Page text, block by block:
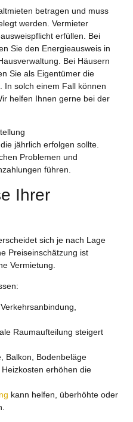
betragen und muss
werden. Vermieter
erfüllen. Bei
Sie den Energieausweis in
Bei Häusern
Sie als Eigentümer die
In solch einem Fall können
helfen Ihnen gerne bei der
jährlich erfolgen sollte.
Problemen und
führen.
Ihrer
sich je nach Lage
Preiseinschätzung ist
Vermietung.
Raumaufteilung steigert
Balkon, Bodenbeläge
erhöhen die
kann helfen, überhöhte oder